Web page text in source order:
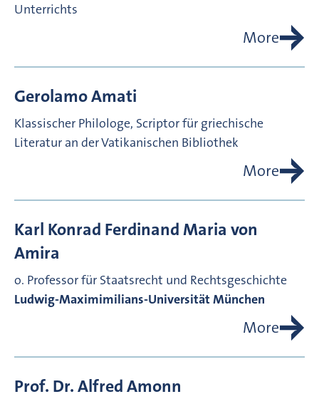
Unterrichts
More
GerolamoAmati
Klassischer Philologe, Scriptor für griechische
Literatur an der Vatikanischen Bibliothek
More
Karl Konrad Ferdinand Maria von
Amira
o. Professor für Staatsrecht und Rechtsgeschichte
Ludwig-Maximimilians-Universität München
More
Prof. Dr.AlfredAmonn